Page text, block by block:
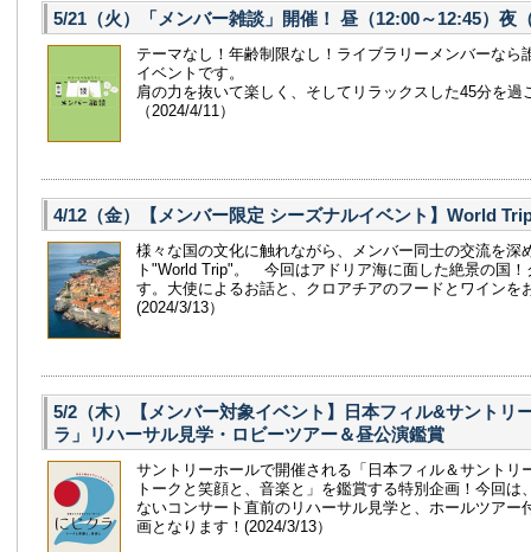
5/21（火）「メンバー雑談」開催！ 昼（12:00～12:45）夜
テーマなし！年齢制限なし！ライブラリーメンバーなら
イベントです。
肩の力を抜いて楽しく、そしてリラックスした45分を過
（2024/4/11）
4/12（金）【メンバー限定 シーズナルイベント】World
様々な国の文化に触れながら、メンバー同士の交流を深
ト"World Trip"。 今回はアドリア海に面した絶景の国！
す。大使によるお話と、クロアチアのフードとワインを
(2024/3/13）
5/2（木）【メンバー対象イベント】日本フィル&サントリ
ラ」リハーサル見学・ロビーツアー＆昼公演鑑賞
サントリーホールで開催される「日本フィル＆サントリ
トークと笑顔と、音楽と」を鑑賞する特別企画！今回は
ないコンサート直前のリハーサル見学と、ホールツアー
画となります！(2024/3/13）